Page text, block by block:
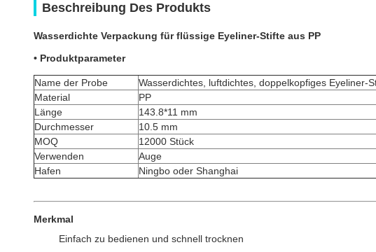
Beschreibung Des Produkts
Wasserdichte Verpackung für flüssige Eyeliner-Stifte aus PP
• Produktparameter
Name der Probe
Wasserdichtes, luftdichtes, doppelkopfiges Eyeliner-
Material
PP
Länge
143.8*11 mm
Durchmesser
10.5 mm
MOQ
12000 Stück
Verwenden
Auge
Hafen
Ningbo oder Shanghai
Merkmal
Einfach zu bedienen und schnell trocknen